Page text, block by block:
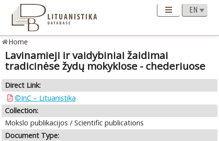
Home
Lavinamieji ir vaidybiniai žaidimai
tradicinėse žydų mokyklose - chederiuose
Direct Link:
©InC – Lituanistika
Collection:
Mokslo publikacijos / Scientific publications
Document Type: